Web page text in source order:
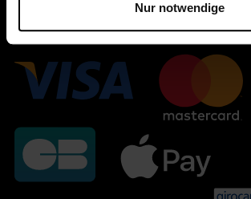
Nur notwendige